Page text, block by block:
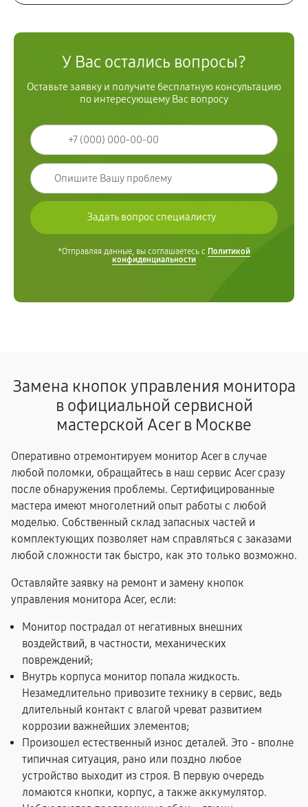
У Вас остались вопросы?
Оставьте заявку и получите бесплатную консультацию
по интересующему Вас вопросу
*Отправляя данные, вы соглашаетесь с Политикой
конфиденциальности
Замена кнопок управления монитора
в официальной сервисной
мастерской Acer в Москве
Оперативно отремонтируем монитор Acer в случае
любой поломки, обращайтесь в наш сервис Acer сразу
после обнаружения проблемы. Сертифицированные
мастера имеют многолетний опыт работы с любой
моделью. Собственный склад запасных частей и
комплектующих позволяет нам справляться с заказами
любой сложности так быстро, как это только возможно.
Оставляйте заявку на ремонт и замену кнопок
управления монитора Acer, если:
Монитор пострадал от негативных внешних
воздействий, в частности, механических
повреждений;
Внутрь корпуса монитор попала жидкость.
Незамедлительно привозите технику в сервис, ведь
длительный контакт с влагой чреват развитием
коррозии важнейших элементов;
Произошел естественный износ деталей. Это - вполне
типичная ситуация, рано или поздно любое
устройство выходит из строя. В первую очередь
ломаются кнопки, корпус, а также аккумулятор.